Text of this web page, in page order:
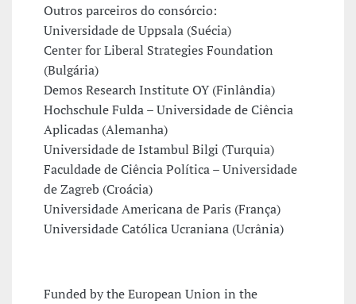
Outros parceiros do consórcio:
Universidade de Uppsala (Suécia)
Center for Liberal Strategies Foundation
(Bulgária)
Demos Research Institute OY (Finlândia)
Hochschule Fulda – Universidade de Ciência
Aplicadas (Alemanha)
Universidade de Istambul Bilgi (Turquia)
Faculdade de Ciência Política – Universidade
de Zagreb (Croácia)
Universidade Americana de Paris (França)
Universidade Católica Ucraniana (Ucrânia)
Funded by the European Union in the